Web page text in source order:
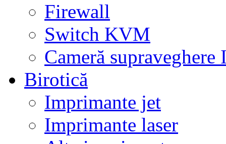
Firewall
Switch KVM
Cameră supraveghere
Birotică
Imprimante jet
Imprimante laser